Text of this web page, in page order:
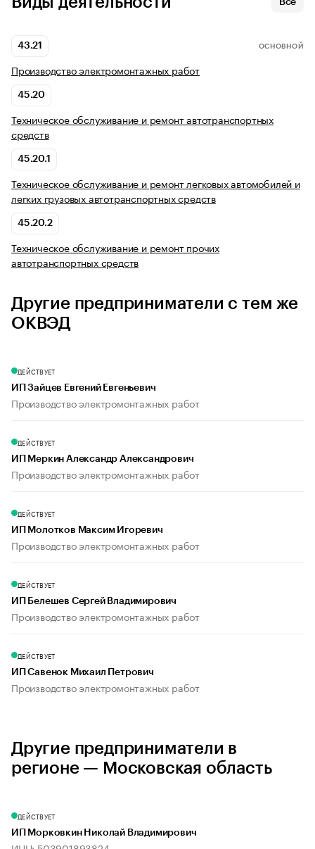
Все
43.21 ОСНОВНОЙ
Производство электромонтажных работ
45.20
Техническое обслуживание и ремонт автотранспортных
средств
45.20.1
Техническое обслуживание и ремонт легковых автомобилей и
легких грузовых автотранспортных средств
45.20.2
Техническое обслуживание и ремонт прочих
автотранспортных средств
Другие предприниматели с тем же
ОКВЭД
ДЕЙСТВУЕТ
ИП Зайцев Евгений Евгеньевич
Производство электромонтажных работ
ДЕЙСТВУЕТ
ИП Меркин Александр Александрович
Производство электромонтажных работ
ДЕЙСТВУЕТ
ИП Молотков Максим Игоревич
Производство электромонтажных работ
ДЕЙСТВУЕТ
ИП Белешев Сергей Владимирович
Производство электромонтажных работ
ДЕЙСТВУЕТ
ИП Савенок Михаил Петрович
Производство электромонтажных работ
Другие предприниматели в
регионе — Московская область
ДЕЙСТВУЕТ
ИП Морковкин Николай Владимирович